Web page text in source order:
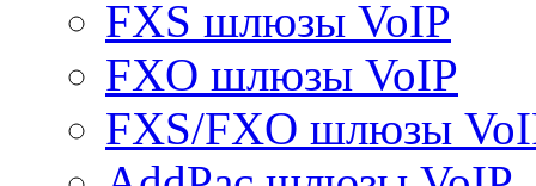
FXS шлюзы VoIP
FXO шлюзы VoIP
FXS/FXO шлюзы